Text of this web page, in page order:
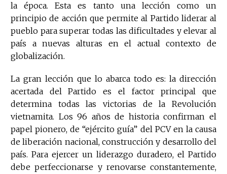
la época. Esta es tanto una lección como un
principio de acción que permite al Partido liderar al
pueblo para superar todas las dificultades y elevar al
país a nuevas alturas en el actual contexto de
globalización.
La gran lección que lo abarca todo es: la dirección
acertada del Partido es el factor principal que
determina todas las victorias de la Revolución
vietnamita. Los 96 años de historia confirman el
papel pionero, de “ejército guía” del PCV en la causa
de liberación nacional, construcción y desarrollo del
país. Para ejercer un liderazgo duradero, el Partido
debe perfeccionarse y renovarse constantemente,